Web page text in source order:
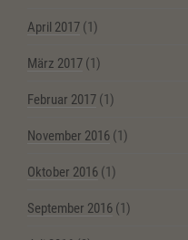
April 2017 (1)
März 2017 (1)
Februar 2017 (1)
November 2016 (1)
Oktober 2016 (1)
September 2016 (1)